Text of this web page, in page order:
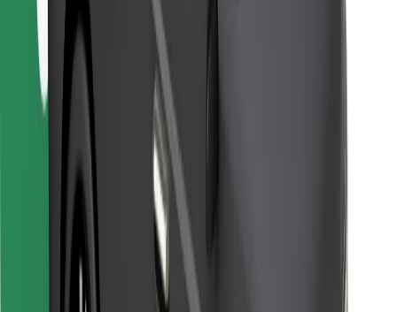
Stáhněte si aplikaci Bolt
Objevte své oblíbené jídlo!
Stáhněte si aplikaci Bolt Food